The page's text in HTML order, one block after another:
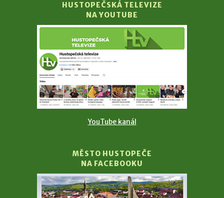
HUSTOPEČSKÁ TELEVIZE
NA YOUTUBE
YouTube kanál
MĚSTO HUSTOPEČE
NA FACEBOOKU